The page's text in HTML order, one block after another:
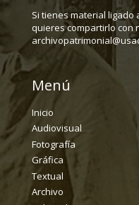
Si tienes material ligado
quieres compartirlo con
Menú
Inicio
Audiovisual
Fotografía
Gráfica
Textual
Archivo